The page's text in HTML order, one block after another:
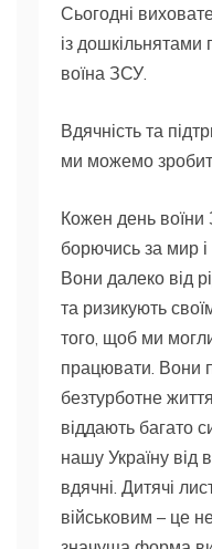
Сьогодні
із дошкільнятами
воїна ЗСУ.
Вдячність та
ми можемо
Кожен день воїни
борючись за мир і
Вони далеко від
та ризикують
того, щоб ми
працювати. Вони
безтурботне
віддають багато
нашу Україну від
вдячні. Дитячі
військовим – це